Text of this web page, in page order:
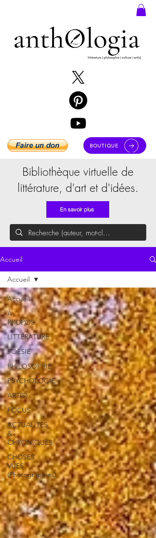
BOUTIQUE
Bibliothèque virtuelle de
littérature, d'art et d'idées.
En savoir plus
Accueil
Accueil
À
PROPOS
LITTÉRATURE
POÉSIE
PHILOSOPHIE
PSYCHOLOGIE
ART(S)
FOCUS
ACTUALITÉS
&
CHRONIQUES
CHOSES
VUES
(Photographies)
Accueil